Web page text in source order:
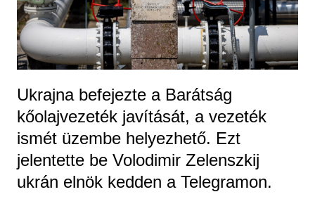
Ukrajna befejezte a Barátság
kőolajvezeték javítását, a vezeték
ismét üzembe helyezhető. Ezt
jelentette be Volodimir Zelenszkij
ukrán elnök kedden a Telegramon.